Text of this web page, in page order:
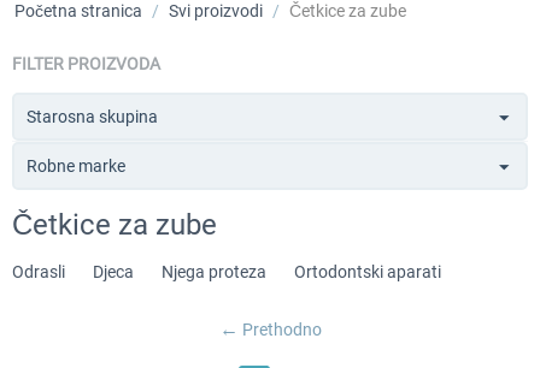
Početna stranica / Svi proizvodi / Četkice za zube
FILTER PROIZVODA
Starosna skupina
Robne marke
Četkice za zube
Odrasli Djeca Njega proteza Ortodontski aparati
Prethodno